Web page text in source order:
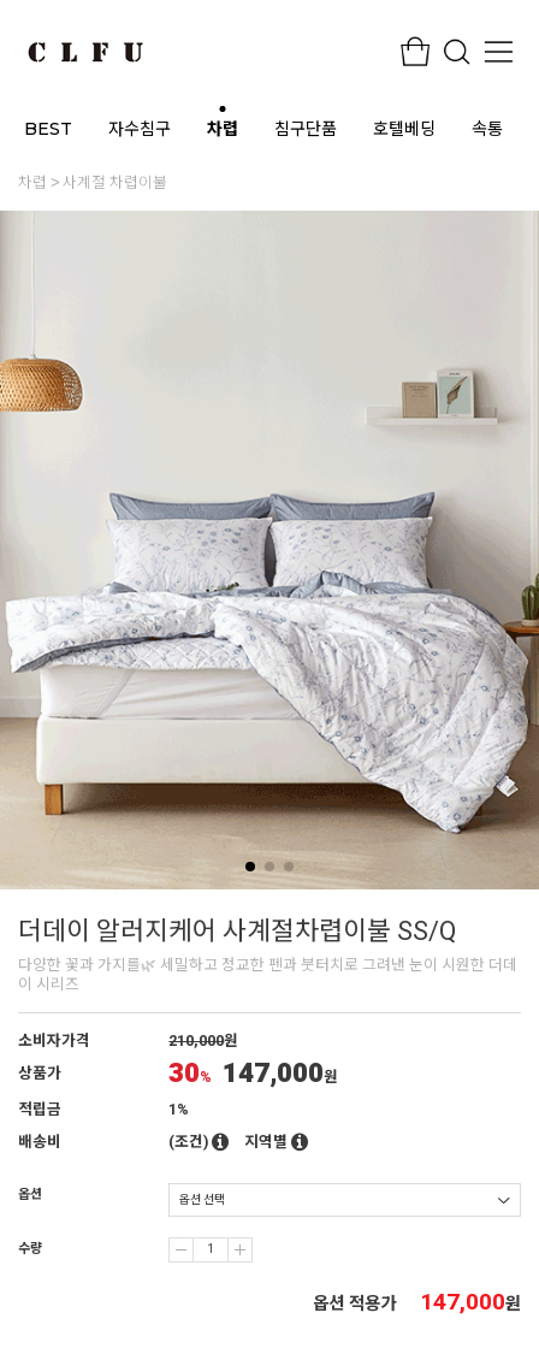
BEST 자수침구 차렵 침구단품 호텔베딩 속통
차렵 사계절 차렵이불
더데이 알러지케어 사계절차렵이불 SS/Q
다양한 꽃과 가지를🌿 세밀하고 정교한 펜과 붓터치로 그려낸 눈이 시원한 더데
이 시리즈
소비자가격 210,000원
상품가
30% 147,000원
적립금
1%
배송비
(조건) 지역별
옵션
수량
옵션 적용가 147,000원